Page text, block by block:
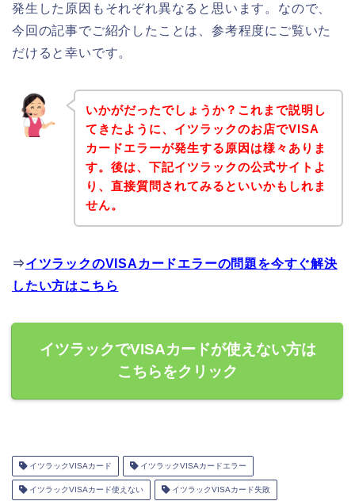
発生した原因もそれぞれ異なると思います。なので、
今回の記事でご紹介したことは、参考程度にご覧いた
だけると幸いです。
いかがだったでしょうか？これまで説明し
てきたように、イツラックのお店でVISA
カードエラーが発生する原因は様々ありま
す。後は、下記イツラックの公式サイトよ
り、直接質問されてみるといいかもしれま
せん。
⇒イツラックのVISAカードエラーの問題を今すぐ解決
したい方はこちら
イツラックでVISAカードが使えない方は
こちらをクリック
イツラックVISAカード イツラックVISAカードエラー
イツラックVISAカード使えない イツラックVISAカード失敗